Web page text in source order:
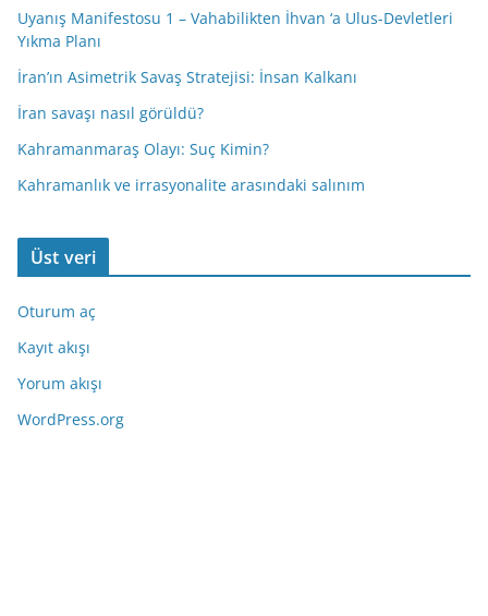
Uyanış Manifestosu 1 – Vahabilikten İhvan ‘a Ulus-Devletleri
Yıkma Planı
İran’ın Asimetrik Savaş Stratejisi: İnsan Kalkanı
İran savaşı nasıl görüldü?
Kahramanmaraş Olayı: Suç Kimin?
Kahramanlık ve irrasyonalite arasındaki salınım
Üst veri
Oturum aç
Kayıt akışı
Yorum akışı
WordPress.org